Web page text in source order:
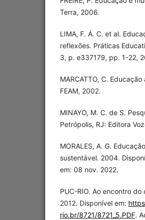
Terra, 2006.
LIMA, F. Á. C. et al.
reflexões. Práticas
3, p. e337179, pp. 1-22,
MARCATTO, C.
FEAM, 2002.
MINAYO, M. C. de S.
Petrópolis, RJ: Editora
MORALES, A. G.
sustentável. 2004.
em: 08 nov. 2022.
PUC-RIO. Ao encontro
2012. Disponível em:
rio.br/8721/8721_5.PDF.